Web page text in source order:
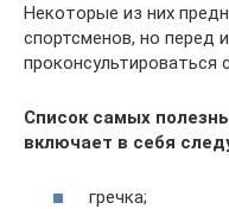
Некоторые из них
спортсменов, но перед
проконсультироваться
Список самых
включает в себя
гречка;